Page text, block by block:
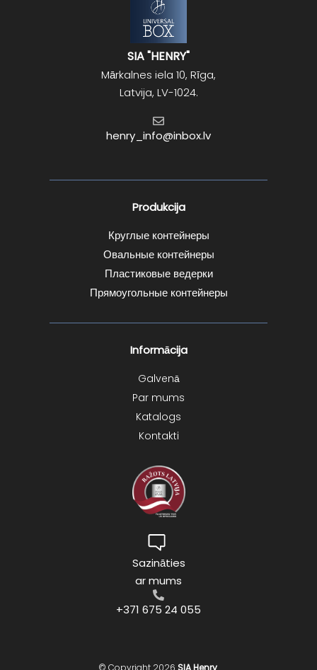
SIA "HENRY"
Mārkalnes iela 10, Rīga,
Latvija, LV-1024.
henry_info@inbox.lv
Produkcija
Круглые контейнеры
Овальные контейнеры
Пластиковые ведерки
Прямоугольные контейнеры
Informācija
Galvenā
Par mums
Katalogs
Kontakti
Sazināties
ar mums
+371 675 24 055
© Copyright 2026 SIA Henry